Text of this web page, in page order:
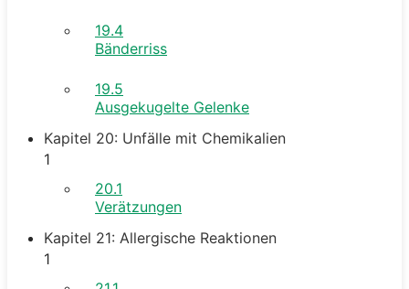
19.4
Bänderriss
19.5
Ausgekugelte Gelenke
Kapitel 20: Unfälle mit Chemikalien
1
20.1
Verätzungen
Kapitel 21: Allergische Reaktionen
1